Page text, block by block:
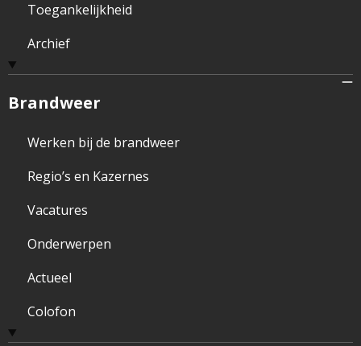
Toegankelijkheid
Archief
Brandweer
Werken bij de brandweer
Regio’s en Kazernes
Vacatures
Onderwerpen
Actueel
Colofon